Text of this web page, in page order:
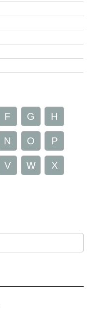
F G H
N O P
V W X